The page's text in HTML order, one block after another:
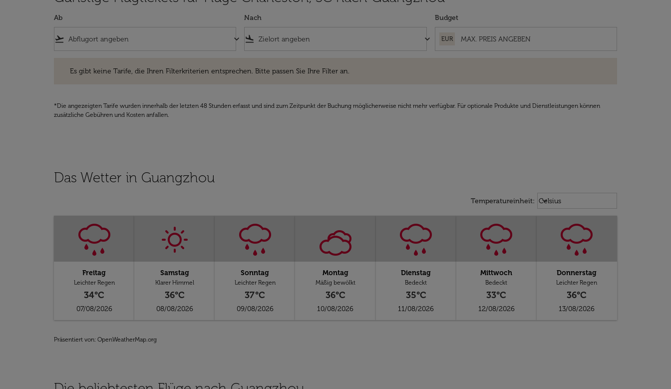
Ab
flight_takeoff keyboard_arrow_down
Nach
flight_land keyboard_arrow_down
Budget
EUR
Es gibt keine Tarife, die Ihren Filterkriterien entsprechen. Bitte passen Sie Ihre Filter an.
*Die angezeigten Tarife wurden innerhalb der letzten 48 Stunden erfasst und sind zum Zeitpunkt der Buchung möglicherweise nicht mehr verfügbar. Für optionale Produkte und Dienstleistungen können
zusätzliche Gebühren und Kosten anfallen.
Das Wetter in Guangzhou
Temperatureinheit: Weather unit option Celsius
Celsius
keyboard_arrow_down
Freitag
Leichter Regen
34°C
07/08/2026
Samstag
Klarer Himmel
36°C
08/08/2026
Sonntag
Leichter Regen
37°C
09/08/2026
Montag
Mäßig bewölkt
36°C
10/08/2026
Dienstag
Bedeckt
35°C
11/08/2026
Mittwoch
Bedeckt
33°C
12/08/2026
Donnerstag
Leichter Regen
36°C
13/08/2026
Präsentiert von: OpenWeatherMap.org